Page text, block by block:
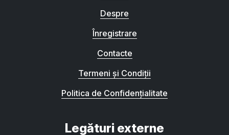
Despre
Înregistrare
Contacte
Termeni și Condiții
Politica de Confidențialitate
Legături externe